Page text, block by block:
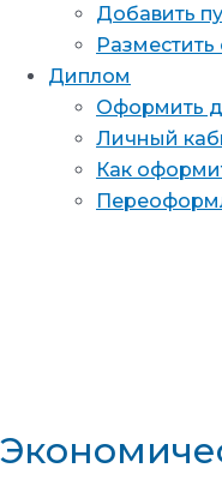
Добавить
Разместить
Диплом
Оформить
Личный
Как